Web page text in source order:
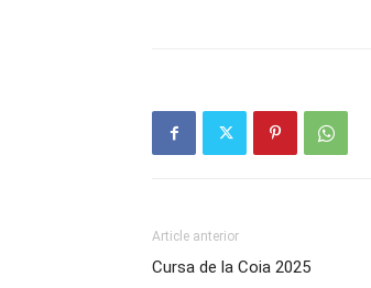
Article anterior
Cursa de la Coia 2025